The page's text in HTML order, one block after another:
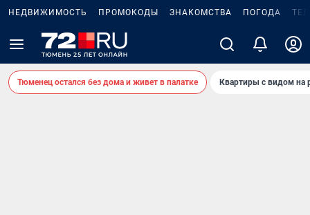
НЕДВИЖИМОСТЬ ПРОМОКОДЫ ЗНАКОМСТВА ПОГОДА
Тюменец остался без дома и живет в палатке Квартиры с видом на